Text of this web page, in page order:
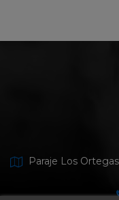
Paraje Los